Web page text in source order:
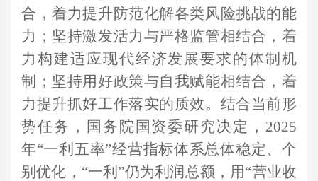
合，着力提升防范化解各类风险挑战的能
力；坚持激发活力与严格监管相结合，着
力构建适应现代经济发展要求的体制机
制；坚持用好政策与自我赋能相结合，着
力提升抓好工作落实的质效。结合当前形
势任务，国务院国资委研究决定，2025
年“一利五率”经营指标体系总体稳定、个
别优化，“一利”仍为利润总额，用“营业收